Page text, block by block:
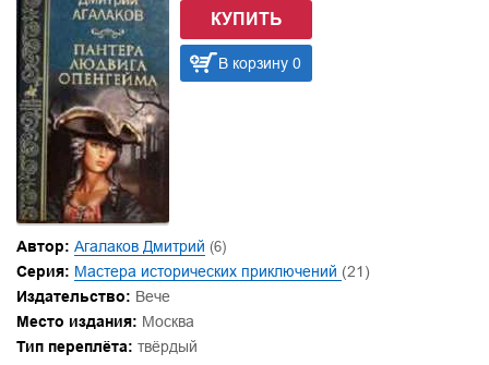
КУПИТЬ
В корзину 0
Автор: Агалаков Дмитрий (6)
Серия: Мастера исторических приключений (21)
Издательство: Вече
Место издания: Москва
Тип переплёта: твёрдый